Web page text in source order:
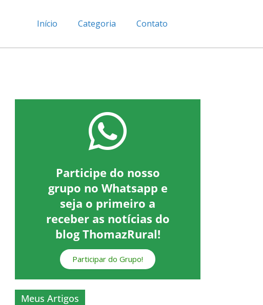
Início Categoria Contato
Participe do nosso
grupo no Whatsapp e
seja o primeiro a
receber as notícias do
blog ThomazRural!
Participar do Grupo!
Meus Artigos